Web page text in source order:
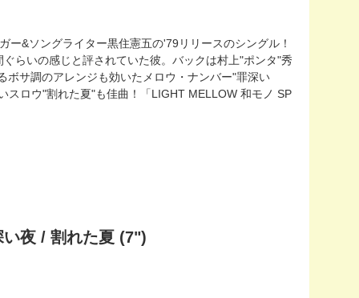
&ソングライター黒住憲五の'79リリースのシングル！
らいの感じと評されていた彼。バックは村上"ポンタ"秀
サ調のアレンジも効いたメロウ・ナンバー"罪深い
スロウ"割れた夏"も佳曲！「LIGHT MELLOW 和モノ SP
夜 / 割れた夏 (7")